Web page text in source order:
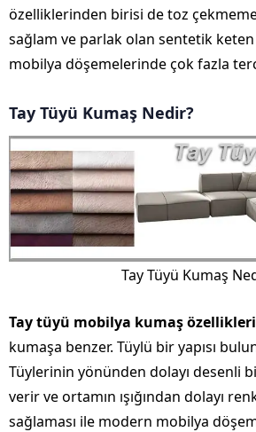
özelliklerinden birisi de toz
sağlam ve parlak olan sentetik
mobilya döşemelerinde çok fazla
Tay Tüyü Kumaş Nedir?
Tay Tüyü Kumaş
Tay tüyü mobilya kumaşözellikleri
kumaşa benzer. Tüylü bir yapısı
Tüylerinin yönünden dolayı desenli
verir ve ortamın ışığından dolayı
sağlaması ile modern mobilya